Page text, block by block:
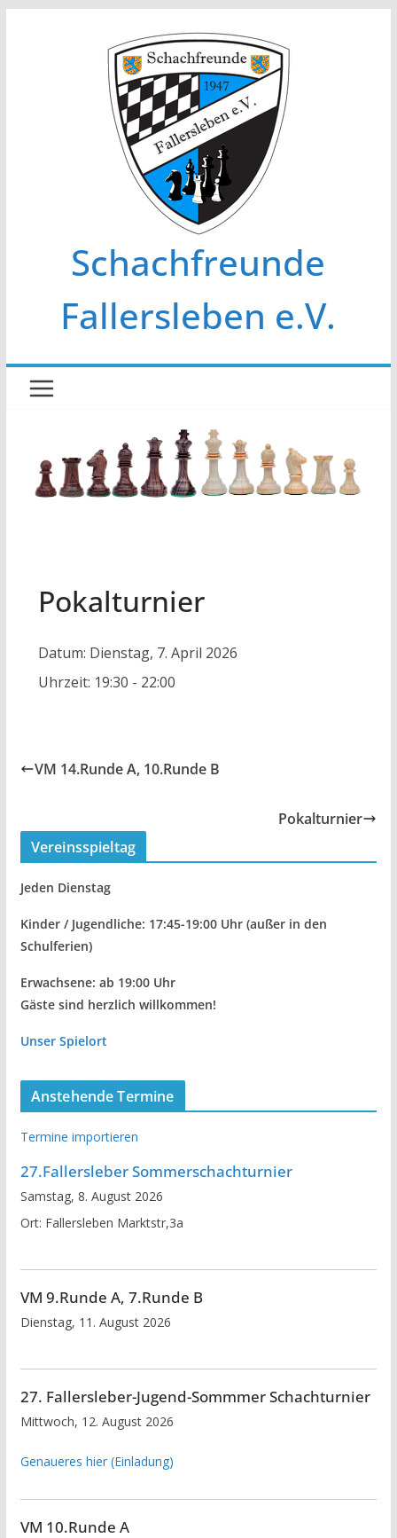
Schachfreunde
Fallersleben e.V.
Pokalturnier
Datum: Dienstag, 7. April 2026
Uhrzeit: 19:30 - 22:00
VM 14.Runde A, 10.Runde B
Pokalturnier
Vereinsspieltag
Jeden Dienstag
Kinder / Jugendliche: 17:45-19:00 Uhr (außer in den
Schulferien)
Erwachsene: ab 19:00 Uhr
Gäste sind herzlich willkommen!
Unser Spielort
Anstehende Termine
Termine importieren
27.Fallersleber Sommerschachturnier
Samstag, 8. August 2026
Ort: Fallersleben Marktstr,3a
VM 9.Runde A, 7.Runde B
Dienstag, 11. August 2026
27. Fallersleber-Jugend-Sommmer Schachturnier
Mittwoch, 12. August 2026
Genaueres hier (Einladung)
VM 10.Runde A